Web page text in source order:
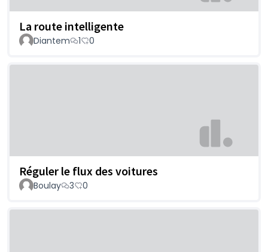
La route intelligente
Diantem 1 0
Réguler le flux des voitures
Boulay 3 0